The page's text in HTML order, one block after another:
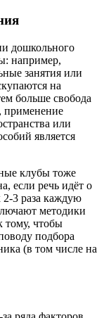
дошкольного
например,
занятия или
на
больше свобода
применение
или
является
клубы тоже
если речь идёт о
3 раза каждую
методики
тому, чтобы
подбора
(в том числе на